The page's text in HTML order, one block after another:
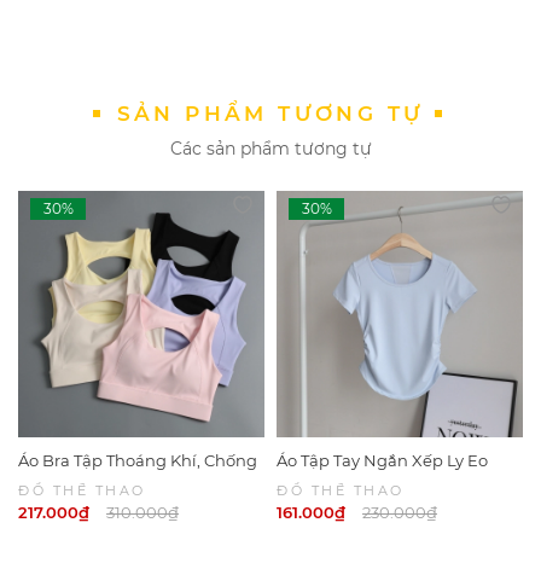
SẢN PHẨM TƯƠNG TỰ
Các sản phẩm tương tự
Áo Bra Tập Thoáng Khí, Chống
Sốc Khi CHạy Bộ 6047 | DỨA
BIKINI & SPORTWEAR
ĐỒ THỂ THAO
217.000₫ 310.000₫
Áo Tập Tay Ngắn Xếp Ly Eo
Chất Liệu Thoáng Khí Nhanh
Khô 6044
ĐỒ THỂ THAO
161.000₫ 230.000₫